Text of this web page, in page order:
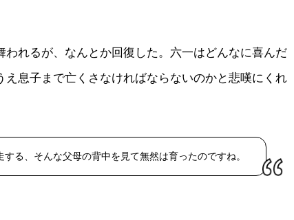
われるが、なんとか回復した。六一はどんなに喜んだ
え息子まで亡くさなければならないのかと悲嘆にくれ
る、そんな父母の背中を見て無然は育ったのですね。